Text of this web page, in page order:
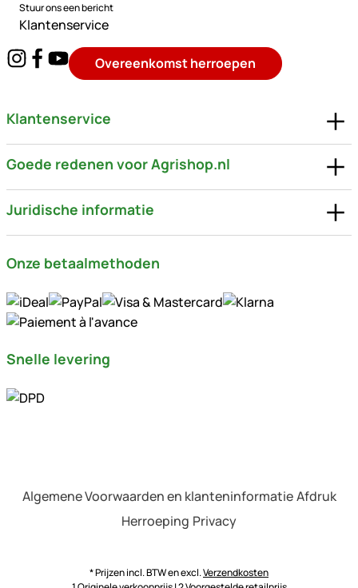
Stuur ons een bericht
Klantenservice
Overeenkomst herroepen
Klantenservice
Goede redenen voor Agrishop.nl
Juridische informatie
Onze betaalmethoden
Snelle levering
Algemene Voorwaarden en klanteninformatie Afdruk
Herroeping Privacy
* Prijzen incl. BTW en excl.Verzendkosten